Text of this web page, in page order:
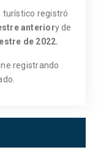
turístico registró
anteriory de
de 2022.
registrando